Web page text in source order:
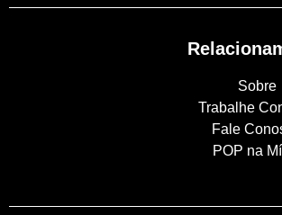
Sobre
Trabalhe
Fale
POP na